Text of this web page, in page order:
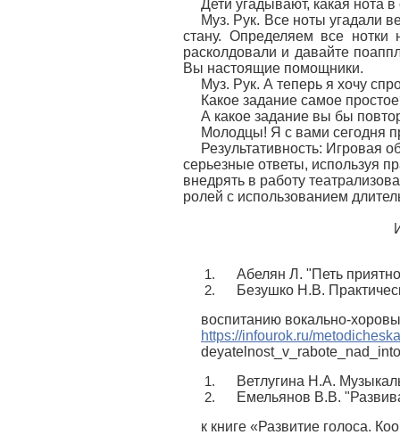
Дети угадывают, какая нота
Муз. Рук. Все ноты угадали
стану. Определяем все
расколдовали и давайте
Вы настоящие помощники.
Муз. Рук. А теперь я хочу
Какое задание самое
А какое задание вы бы
Молодцы! Я с вами сегодня
Результативность: Игровая
серьезные ответы, используя
внедрять в работу
ролей с использованием
Абелян Л. "Петь
Безушко Н.В.
воспитанию вокально-
https://infourok.ru/
Ветлугина Н.А.
Емельянов В.В.
к книге «Развитие голоса.